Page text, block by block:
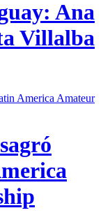
Ana
Villalba